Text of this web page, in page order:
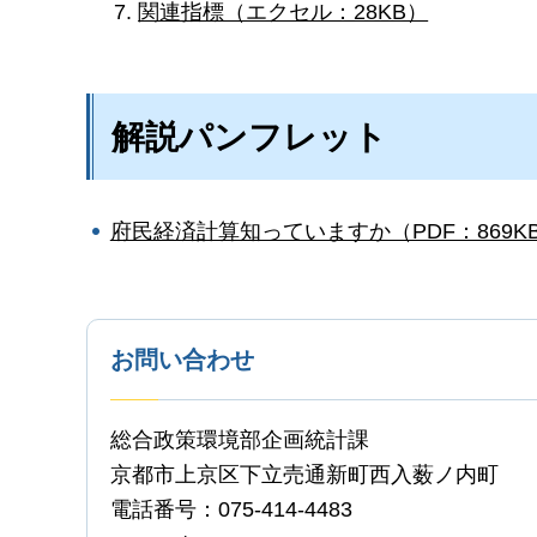
関連指標（エクセル：28KB）
解説パンフレット
府民経済計算知っていますか（PDF：
お問い合わせ
総合政策環境部企画統計課
京都市上京区下立売通新町西入薮ノ内町
電話番号：075-414-4483